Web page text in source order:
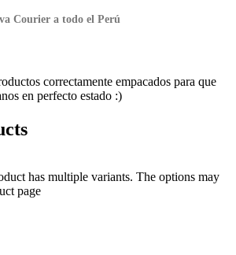
Courier a todo el Perú
correctamente empacados para que
en perfecto estado :)
has multiple variants. The options may
page